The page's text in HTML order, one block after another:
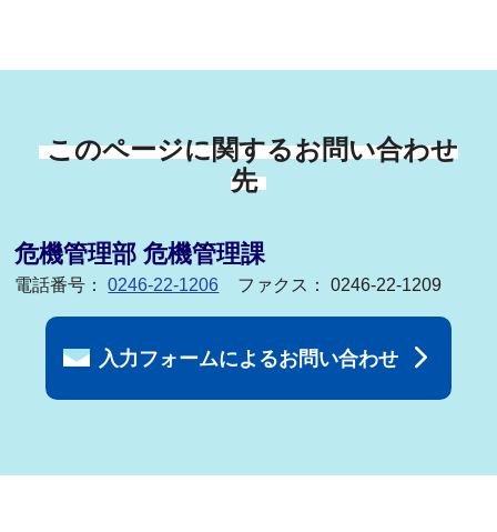
このページに関するお問い合わせ
先
危機管理部 危機管理課
電話番号：0246-22-1206 ファクス： 0246-22-1209
入力フォームによるお問い合わせ